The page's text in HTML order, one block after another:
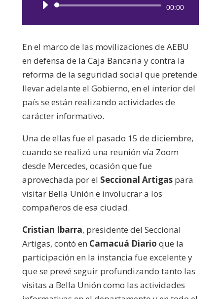
Reproductor
00:00
En el marco de las movilizaciones de AEBU
en defensa de la Caja Bancaria y contra la
reforma de la seguridad social que pretende
llevar adelante el Gobierno, en el interior del
país se están realizando actividades de
carácter informativo.
Una de ellas fue el pasado 15 de diciembre,
cuando se realizó una reunión vía Zoom
desde Mercedes, ocasión que fue
aprovechada por el Seccional Artigaspara
visitar Bella Unión e involucrar a los
compañeros de esa ciudad.
Cristian Ibarra, presidente del Seccional
Artigas, contó en Camacuá Diario que la
participación en la instancia fue excelente y
que se prevé seguir profundizando tanto las
visitas a Bella Unión como las actividades